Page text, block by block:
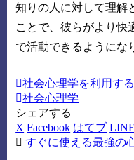
知りの人に対して理解
ことで、彼らがより快
で活動できるようにな
社会心理学を利用する
社会心理学
シェアする
X Facebook はてブ LINE
すぐに使える最強の